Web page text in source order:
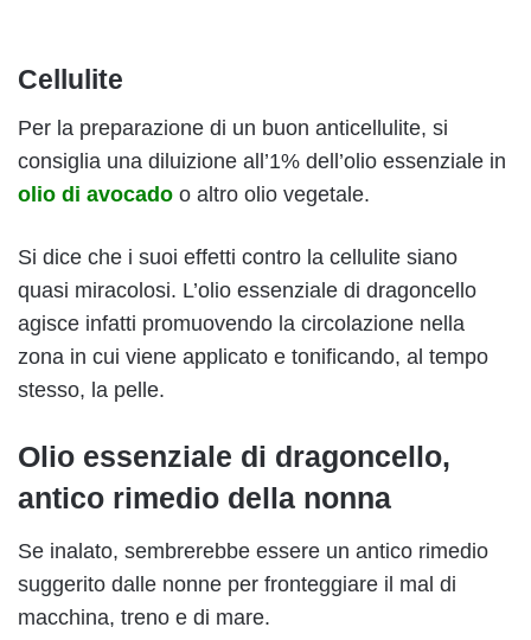
Cellulite
Per la preparazione di un buon anticellulite, si
consiglia una diluizione all’1% dell’olio essenziale in
olio di avocado o altro olio vegetale.
Si dice che i suoi effetti contro la cellulite siano
quasi miracolosi. L’olio essenziale di dragoncello
agisce infatti promuovendo la circolazione nella
zona in cui viene applicato e tonificando, al tempo
stesso, la pelle.
Olio essenziale di dragoncello,
antico rimedio della nonna
Se inalato, sembrerebbe essere un antico rimedio
suggerito dalle nonne per fronteggiare il mal di
macchina, treno e di mare.